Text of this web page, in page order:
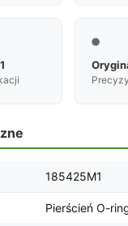

185425M1
Pierścień O-